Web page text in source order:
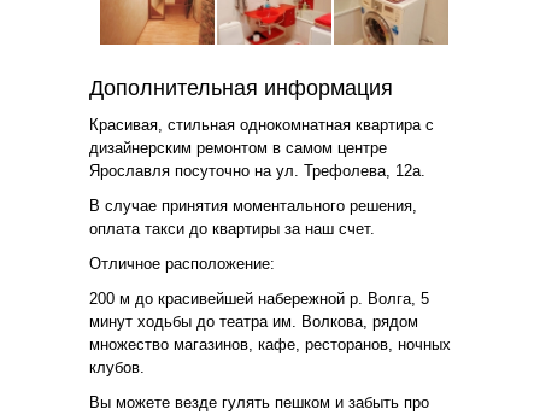
Дополнительная информация
Красивая, стильная однокомнатная квартира с
дизайнерским ремонтом в самом центре
Ярославля посуточно на ул. Трефолева, 12а.
В случае принятия моментального решения,
оплата такси до квартиры за наш счет.
Отличное расположение:
200 м до красивейшей набережной р. Волга, 5
минут ходьбы до театра им. Волкова, рядом
множество магазинов, кафе, ресторанов, ночных
клубов.
Вы можете везде гулять пешком и забыть про